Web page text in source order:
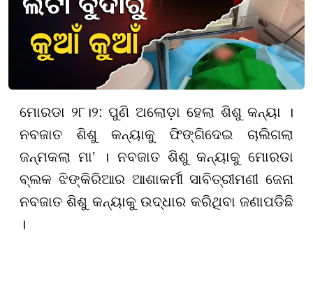
ମୋରଡା ୨୮।୨: ପୁଣି ଅଲୋଡ଼ା ହେଲା ଶିଶୁ କନ୍ୟା ।
ନବଜାତ ଶିଶୁ କନ୍ୟାକୁ ଫିଙ୍ଗିଦେଇ ଚାଲିଗଲା
ଜନ୍ମକଲା ମା’ । ନବଜାତ ଶିଶୁ କନ୍ୟାକୁ ମୋରଡା
ବ୍ଲକ ଝିଙ୍କିରିଆର ଆଶାକର୍ମୀ ସାବିତ୍ରୀମଣୀ ଜେନା
ନବଜାତ ଶିଶୁ କନ୍ୟାକୁ ଉଦ୍ଧାର କରିଥିବା ଜଣାପଡିଛି
।